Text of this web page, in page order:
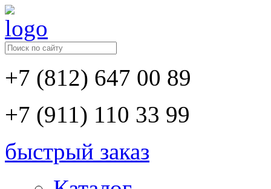
+7 (812) 647 00 89
+7 (911) 110 33 99
быстрый заказ